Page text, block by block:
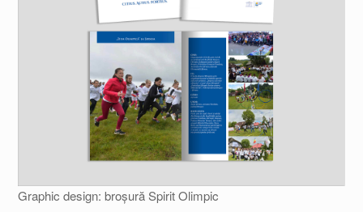
Graphic design: broșură Spirit Olimpic